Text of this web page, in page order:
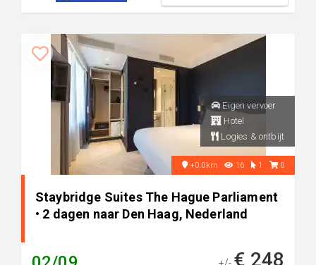
Eigen vervoer
Hotel
Logies & ontbijt
+0.0km 16 1 0
Staybridge Suites The Hague Parliament
• 2 dagen naar Den Haag, Nederland
€ 248